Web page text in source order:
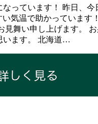
っています！ 昨日、今
気温で助かっています
見舞い申し上げます。
います。 北海道…